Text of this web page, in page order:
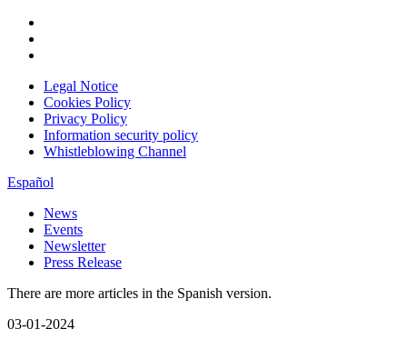
Legal Notice
Cookies Policy
Privacy Policy
Information security policy
Whistleblowing Channel
Español
News
Events
Newsletter
Press Release
There are more articles in the Spanish version.
03-01-2024